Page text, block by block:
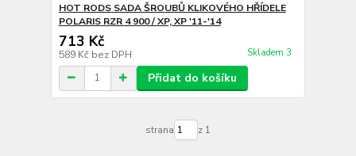
HOT RODS SADA ŠROUBŮ KLIKOVÉHO HŘÍDELE
POLARIS RZR 4 900 / XP, XP '11-'14
713 Kč
589 Kč bez DPH Skladem 3
Přidat do košíku
strana z 1